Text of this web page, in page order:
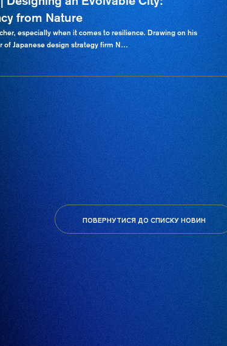
from Nature
especially when it comes to resilience. Drawing on his
of Japanese design strategy firm N…
ПОВЕРНУТИСЯ ДО СПИСКУ НОВИН